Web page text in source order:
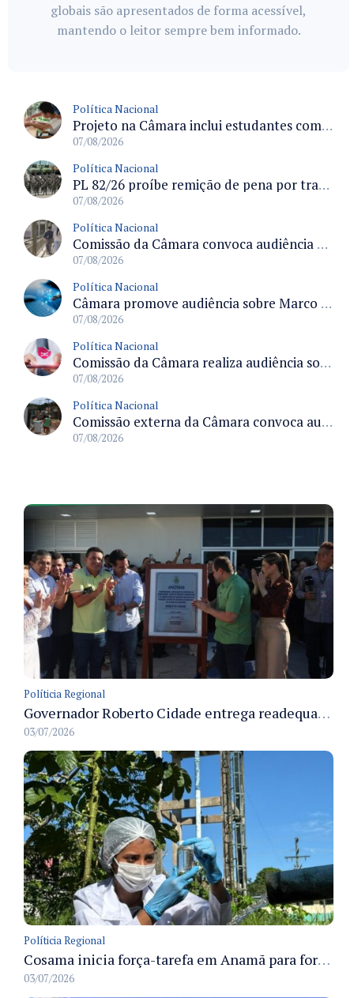
globais são apresentados de forma acessível,
mantendo o leitor sempre bem informado.
Política Nacional
Projeto na Câmara inclui estudantes com deficiência no regime escolar especial da LDB e estabelece critérios para frequência
07/08/2026
Política Nacional
PL 82/26 proíbe remição de pena por trabalho em funções militares para condenados por crimes contra o Estado Democrático de Direito
07/08/2026
Política Nacional
Comissão da Câmara convoca audiência para discutir misoginia nas escolas e universidades após divulgação de listas misóginas
07/08/2026
Política Nacional
Câmara promove audiência sobre Marco de Fomento à Economia Digital e impactos da inteligência artificial
07/08/2026
Política Nacional
Comissão da Câmara realiza audiência sobre apostas online para medir o tamanho do mercado ilegal
07/08/2026
Política Nacional
Comissão externa da Câmara convoca audiência pública sobre chuvas na Zona da Mata de Minas Gerais e impactos em Juiz de Fora
07/08/2026
Políticia Regional
Governador Roberto Cidade entrega readequação do ambulatório da FCecon e amplia capacidade de atendimento oncológico em Manaus
03/07/2026
Políticia Regional
Cosama inicia força-tarefa em Anamã para fortalecer abastecimento de água e segurança hídrica da população
03/07/2026